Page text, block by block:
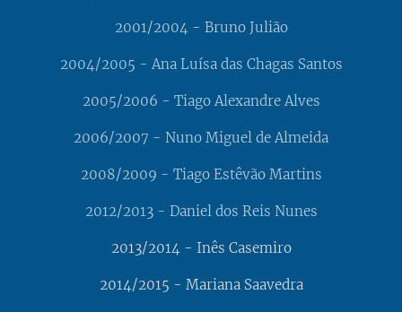
2001/2004 - Bruno Julião
2004/2005 - Ana Luísa das Chagas Santos
2005/2006 - Tiago Alexandre Alves
2006/2007 - Nuno Miguel de Almeida
2008/2009 - Tiago Estêvão Martins
2012/2013 - Daniel dos Reis Nunes
2013/2014 - Inês Casemiro
2014/2015 - Mariana Saavedra